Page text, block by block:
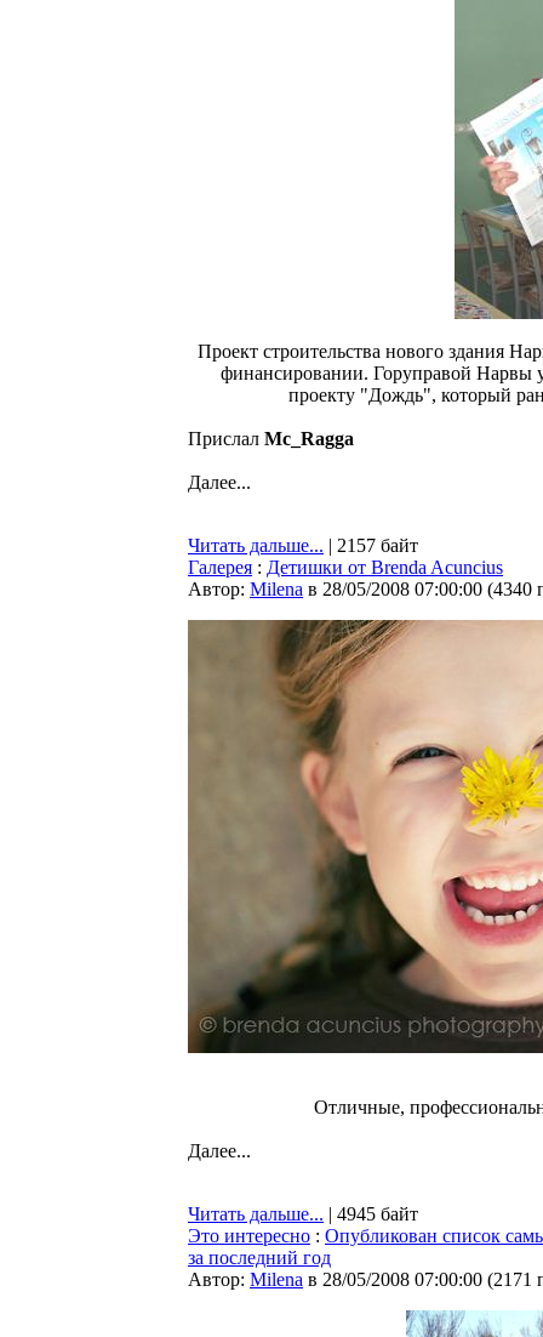
Проект строительства нового здания
финансировании. Горуправой Нарвы
проекту "Дождь", который
Прислал Mc_Ragga
Далее...
Читать дальше... | 2157 байт
Галерея : Детишки от Brenda Acuncius
Автор: Milena в 28/05/2008 07:00:00 (4340
Отличные,
Далее...
Читать дальше... | 4945 байт
Это интересно : Опубликован список
за последний год
Автор: Milena в 28/05/2008 07:00:00 (2171